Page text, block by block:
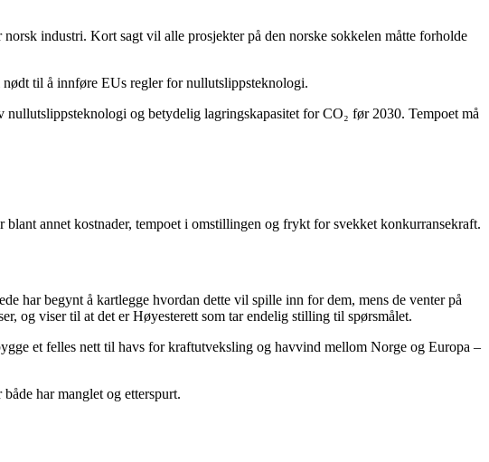
industri. Kort sagt vil alle prosjekter på den norske sokkelen måtte forholde
til å innføre EUs regler for nullutslippsteknologi.
og betydelig lagringskapasitet for CO₂ før 2030. Tempoet må
blant annet kostnader, tempoet i omstillingen og frykt for svekket konkurransekraft.
har begynt å kartlegge hvordan dette vil spille inn for dem, mens de venter på
og viser til at det er Høyesterett som tar endelig stilling til spørsmålet.
et felles nett til havs for kraftutveksling og havvind mellom Norge og Europa –
har manglet og etterspurt.